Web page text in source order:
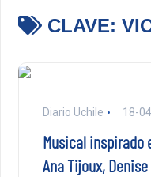
CLAVE:
Diario Uchile 18-
Musical inspirado
Ana Tijoux,